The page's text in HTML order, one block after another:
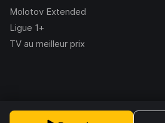
Molotov Extended
Ligue 1+
TV au meilleur prix